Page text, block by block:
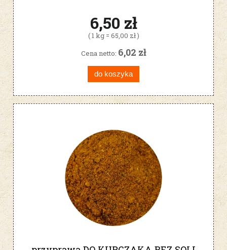
6,50 zł
( 1 kg = 65,00 zł )
Cena netto: 6,02 zł
do koszyka